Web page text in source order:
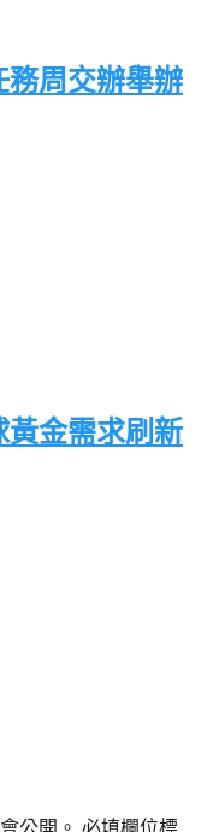
務周交辦舉辦
黃金需求刷新